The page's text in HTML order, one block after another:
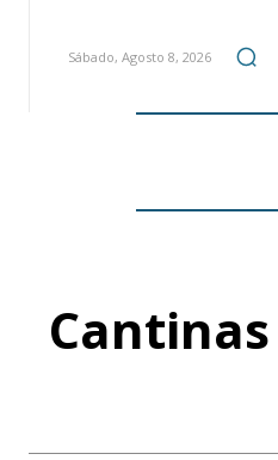
Sábado, Agosto 8, 2026